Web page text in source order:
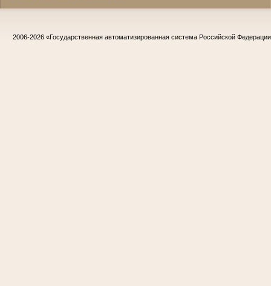
2006-2026 «Государственная автоматизированная система Российской